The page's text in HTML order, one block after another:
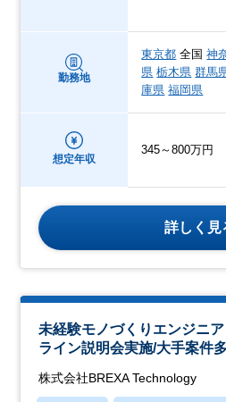
勤務地
東京都 全国神
県 栃木県 群馬
庫県 福岡県
想定年収
345～800万円
詳しく見
未経験モノづくりエンジニ
ライン説明会実施/大手案件
株式会社BREXA Technology